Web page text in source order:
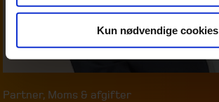
Kun nødvendige cookies
Partner, Moms & afgifter